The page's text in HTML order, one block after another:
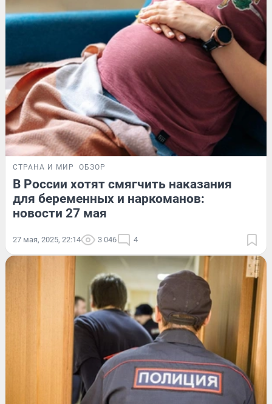
СТРАНА И МИР ОБЗОР
В России хотят смягчить наказания
для беременных и наркоманов:
новости 27 мая
27 мая, 2025, 22:14 3 046 4